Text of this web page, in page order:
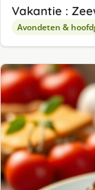
Vakantie :
Avondeten &